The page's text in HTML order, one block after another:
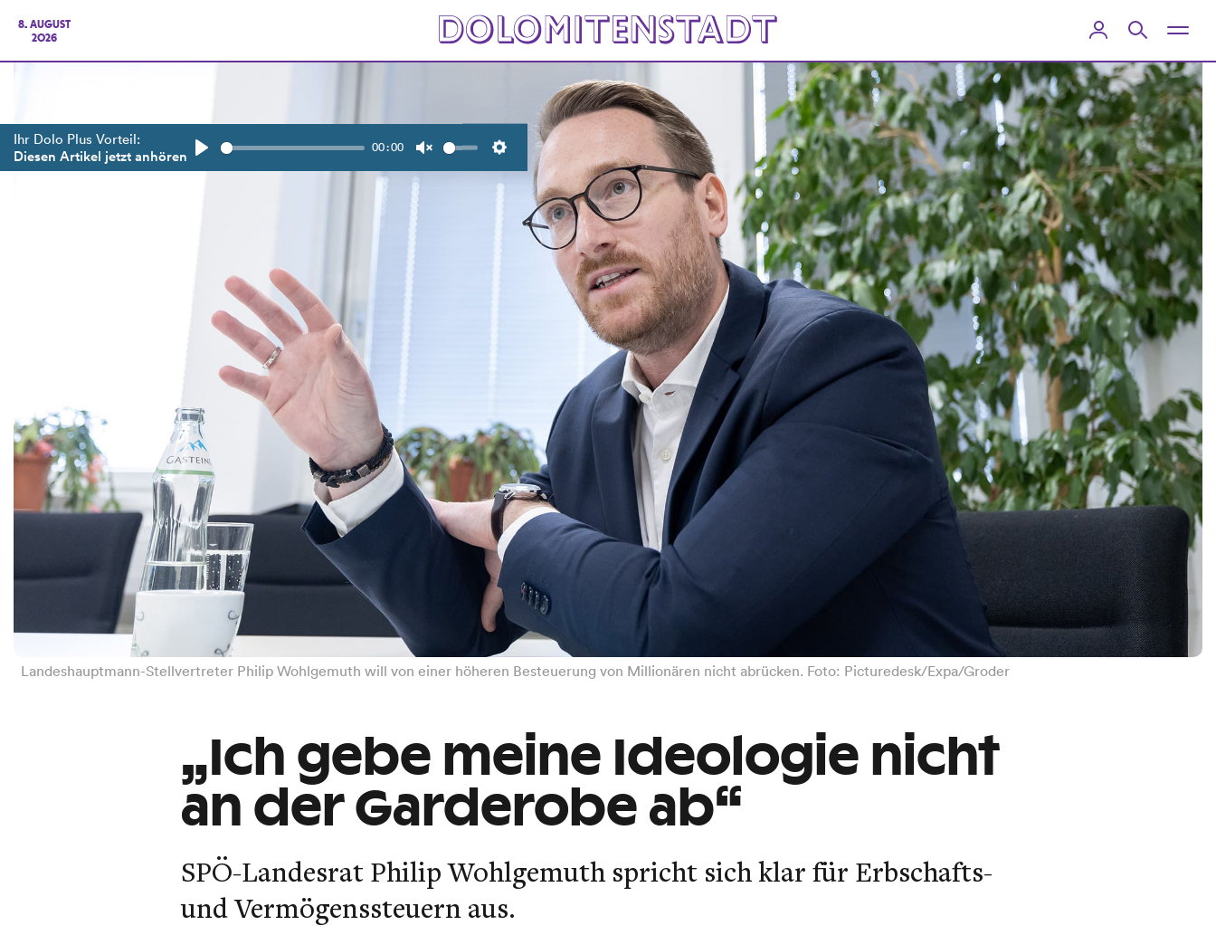
8. AUGUST
2026
Ihr Dolo Plus Vorteil:
Diesen Artikel jetzt anhören 00:00
Settings
Landeshauptmann-Stellvertreter Philip Wohlgemuth will von einer höheren Besteuerung von Millionären nicht abrücken. Foto: Picturedesk/Expa/Groder
„Ich gebe meine Ideologie nicht
an der Garderobe ab“
SPÖ-Landesrat Philip Wohlgemuth spricht sich klar für Erbschafts-
und Vermögenssteuern aus.